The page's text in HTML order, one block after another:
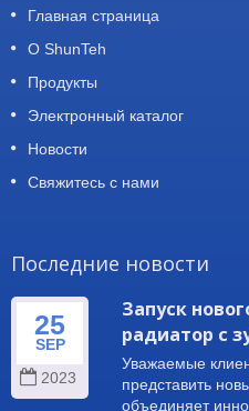
Главная страница
О ShunTeh
Продукты
Электронный каталог
Новости
Свяжитесь с нами
Последние новости
25
SEP
2023
Запуск
радиатор с
Уважаемые
представить
объединяет